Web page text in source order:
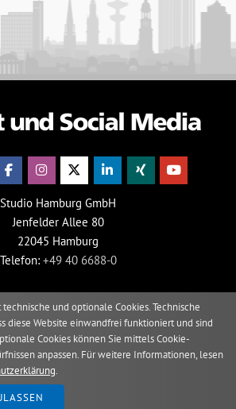
Studio Hamburg GmbH
Jenfelder Allee 80
22045 Hamburg
Telefon: +49 40 6688-0
2026 © Studio Hamburg
und optionale Cookies. Technische
diese Website einwandfrei funktioniert und sind
Cookies können Sie mittels Cookie-
anpassen. Für weitere Informationen, lesen
.